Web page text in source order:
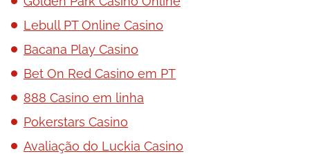
Lebull PT Online Casino
Bacana Play Casino
Bet On Red Casino em PT
888 Casino em linha
Pokerstars Casino
Avaliação do Luckia Casino